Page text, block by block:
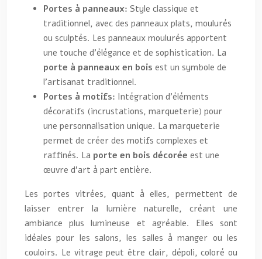
Portes à panneaux: Style classique et
traditionnel, avec des panneaux plats, moulurés
ou sculptés. Les panneaux moulurés apportent
une touche d’élégance et de sophistication. La
porte à panneaux en bois est un symbole de
l’artisanat traditionnel.
Portes à motifs: Intégration d’éléments
décoratifs (incrustations, marqueterie) pour
une personnalisation unique. La marqueterie
permet de créer des motifs complexes et
raffinés. La porte en bois décorée est une
œuvre d’art à part entière.
Les portes vitrées, quant à elles, permettent de
laisser entrer la lumière naturelle, créant une
ambiance plus lumineuse et agréable. Elles sont
idéales pour les salons, les salles à manger ou les
couloirs. Le vitrage peut être clair, dépoli, coloré ou